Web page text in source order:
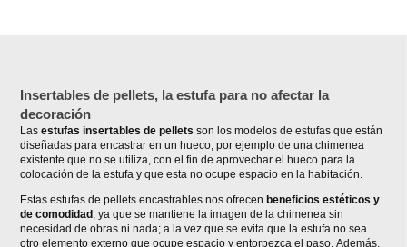
Insertables de pellets, la estufa para no afectar la
decoración
Lasestufas insertables de pellets son los modelos de estufas que están
diseñadas para encastrar en un hueco, por ejemplo de una chimenea
existente que no se utiliza, con el fin de aprovechar el hueco para la
colocación de la estufa y que esta no ocupe espacio en la habitación.
Estas estufas de pellets encastrables nos ofrecen beneficios estéticos y
de comodidad , ya que se mantiene la imagen de la chimenea sin
necesidad de obras ni nada; a la vez que se evita que la estufa no sea
otro elemento externo que ocupe espacio y entorpezca el paso. Además,